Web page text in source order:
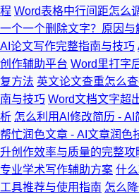
程 Word表格中行间距怎么
一个一个删除文字？原因
AI论文写作完整指南与技巧
创作辅助平台 Word里打字
复方法 英文论文查重怎么
南与技巧 Word文档文字超
析 怎么利用AI修改简历 -
帮忙润色文章 - AI文章润色
升创作效率与质量的完整攻
专业学术写作辅助方案 什
工具推荐与使用指南 怎么